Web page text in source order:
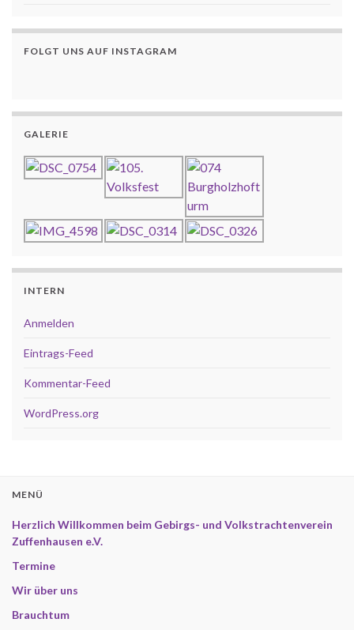
FOLGT UNS AUF INSTAGRAM
GALERIE
INTERN
Anmelden
Eintrags-Feed
Kommentar-Feed
WordPress.org
MENÜ
Herzlich Willkommen beim Gebirgs- und Volkstrachtenverein
Zuffenhausen e.V.
Termine
Wir über uns
Brauchtum